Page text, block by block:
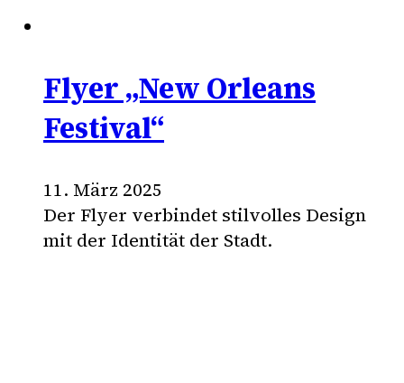
Flyer „New Orleans
Festival“
11. März 2025
Der Flyer verbindet stilvolles Design
mit der Identität der Stadt.